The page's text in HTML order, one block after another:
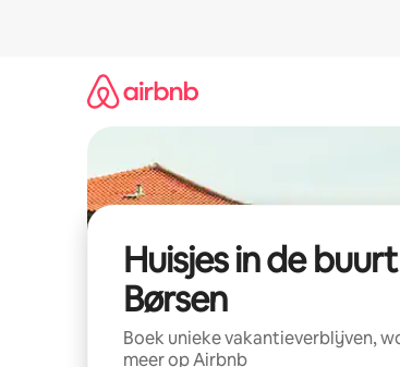
Huisjes in de
Børsen
Boek unieke vakantieverblijven,
meer op Airbnb